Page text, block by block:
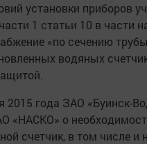
установки приборов
1 статьи 10 в части
«по сечению
водяных
2015 года ЗАО «Буинск-
«НАСКО» о
счетчик, в том числе и